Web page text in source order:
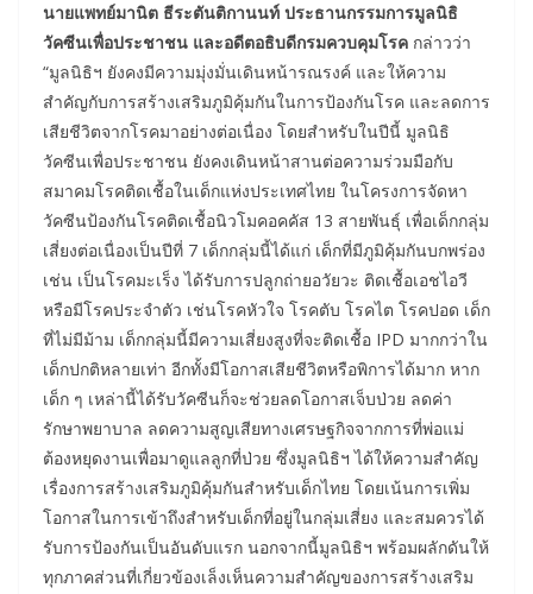
นายแพทย์มานิต ธีระตันติกานนท์ ประธานกรรมการมูลนิธิ
วัคซีนเพื่อประชาชน และอดีตอธิบดีกรมควบคุมโรค กล่าวว่า
“มูลนิธิฯ ยังคงมีความมุ่งมั่นเดินหน้ารณรงค์ และให้ความ
สำคัญกับการสร้างเสริมภูมิคุ้มกันในการป้องกันโรค และลดการ
เสียชีวิตจากโรคมาอย่างต่อเนื่อง โดยสำหรับในปีนี้ มูลนิธิ
วัคซีนเพื่อประชาชน ยังคงเดินหน้าสานต่อความร่วมมือกับ
สมาคมโรคติดเชื้อในเด็กแห่งประเทศไทย ในโครงการจัดหา
วัคซีนป้องกันโรคติดเชื้อนิวโมคอคคัส 13 สายพันธุ์ เพื่อเด็กกลุ่ม
เสี่ยงต่อเนื่องเป็นปีที่ 7 เด็กกลุ่มนี้ได้แก่ เด็กที่มีภูมิคุ้มกันบกพร่อง
เช่น เป็นโรคมะเร็ง ได้รับการปลูกถ่ายอวัยวะ ติดเชื้อเอชไอวี
หรือมีโรคประจำตัว เช่นโรคหัวใจ โรคตับ โรคไต โรคปอด เด็ก
ที่ไม่มีม้าม เด็กกลุ่มนี้มีความเสี่ยงสูงที่จะติดเชื้อ IPD มากกว่าใน
เด็กปกติหลายเท่า อีกทั้งมีโอกาสเสียชีวิตหรือพิการได้มาก หาก
เด็ก ๆ เหล่านี้ได้รับวัคซีนก็จะช่วยลดโอกาสเจ็บป่วย ลดค่า
รักษาพยาบาล ลดความสูญเสียทางเศรษฐกิจจากการที่พ่อแม่
ต้องหยุดงานเพื่อมาดูแลลูกที่ป่วย ซึ่งมูลนิธิฯ ได้ให้ความสำคัญ
เรื่องการสร้างเสริมภูมิคุ้มกันสำหรับเด็กไทย โดยเน้นการเพิ่ม
โอกาสในการเข้าถึงสำหรับเด็กที่อยู่ในกลุ่มเสี่ยง และสมควรได้
รับการป้องกันเป็นอันดับแรก นอกจากนี้มูลนิธิฯ พร้อมผลักดันให้
ทุกภาคส่วนที่เกี่ยวข้องเล็งเห็นความสำคัญของการสร้างเสริม